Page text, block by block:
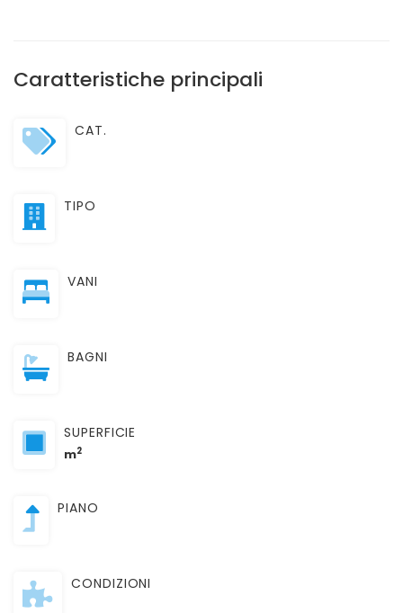
Caratteristiche principali
CAT.
TIPO
VANI
BAGNI
SUPERFICIE
m2
PIANO
CONDIZIONI